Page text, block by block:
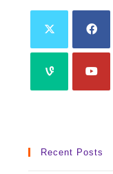
Recent Posts